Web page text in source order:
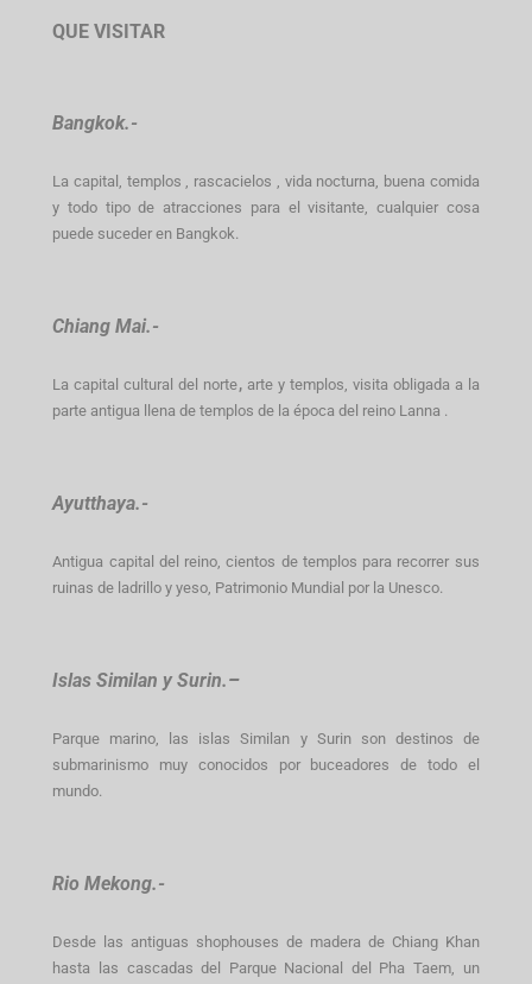
QUE VISITAR
Bangkok.-
La capital, templos , rascacielos , vida nocturna, buena comida
y todo tipo de atracciones para el visitante, cualquier cosa
puede suceder en Bangkok.
Chiang Mai.-
La capital cultural del norte,arte y templos, visita obligada a la
parte antigua llena de templos de la época del reino Lanna .
Ayutthaya.-
Antigua capital del reino, cientos de templos para recorrer sus
ruinas de ladrillo y yeso, Patrimonio Mundial por la Unesco.
Islas Similan y Surin.–
Parque marino, las islas Similan y Surin son destinos de
submarinismo muy conocidos por buceadores de todo el
mundo.
Rio Mekong.-
Desde las antiguas shophouses de madera de Chiang Khan
hasta las cascadas del Parque Nacional del Pha Taem, un